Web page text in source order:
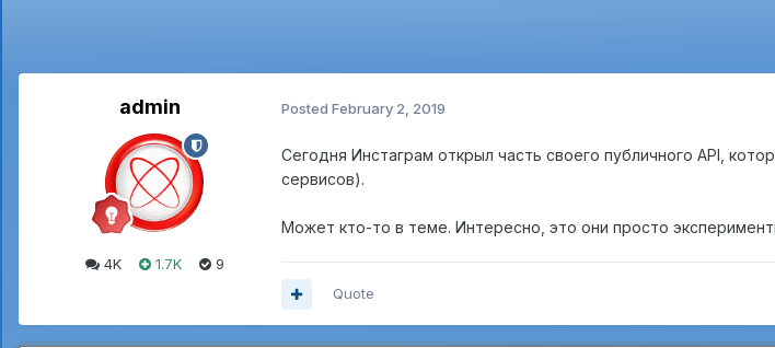
admin
4K 1.7K 9
Posted February 2, 2019
Сегодня Инстаграм открыл часть своего публичного API,
сервисов).
Может кто-то в теме. Интересно, это они просто
Quote